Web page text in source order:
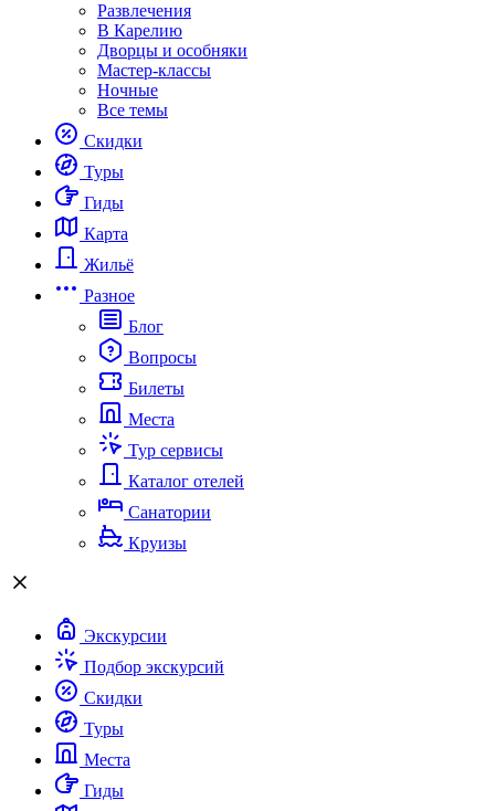
Развлечения
В Карелию
Дворцы и особняки
Мастер-классы
Ночные
Все темы
Скидки
Туры
Гиды
Карта
Жильё
Разное
Блог
Вопросы
Билеты
Места
Тур сервисы
Каталог отелей
Санатории
Круизы
Экскурсии
Подбор экскурсий
Скидки
Туры
Места
Гиды